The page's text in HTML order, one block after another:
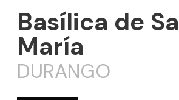
Basílica de
María
DURANGO